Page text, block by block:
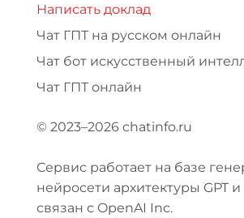
Написать доклад
Чат ГПТ на русском онлайн
Чат бот искусственный
Чат ГПТ онлайн
© 2023–2026 chatinfo.ru
Сервис работает на базе
нейросети архитектуры GPT
связан с OpenAI Inc.